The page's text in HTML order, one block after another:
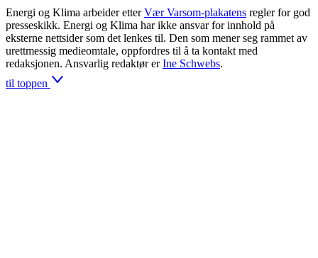
Energi og Klima arbeider etter Vær Varsom-plakatens regler for god
presseskikk. Energi og Klima har ikke ansvar for innhold på
eksterne nettsider som det lenkes til. Den som mener seg rammet av
urettmessig medieomtale, oppfordres til å ta kontakt med
redaksjonen. Ansvarlig redaktør er Ine Schwebs.
til toppen